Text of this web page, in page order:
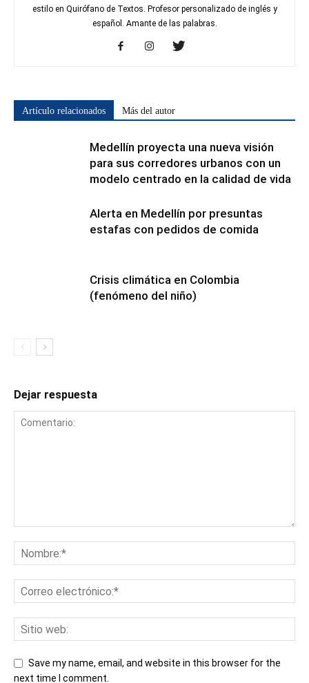
estilo en Quirófano de Textos. Profesor personalizado de inglés y
español. Amante de las palabras.
Artículo relacionados Más del autor
Medellín proyecta una nueva visión
para sus corredores urbanos con un
modelo centrado en la calidad de vida
Alerta en Medellín por presuntas
estafas con pedidos de comida
Crisis climática en Colombia
(fenómeno del niño)
Dejar respuesta
Save my name, email, and website in this browser for the
next time I comment.